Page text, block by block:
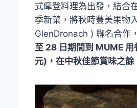
式摩登料理為出發，結合
季新菜，將秋時豐美果物
GlenDronach ) 聯名合作
至 28 日期間到 MUME
元)，在中秋佳節賞味之餘